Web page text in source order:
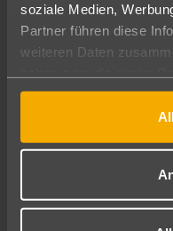
soziale Medien,
Partner führen diese
weiteren Daten
gesammelt haben.
Abflughafen
Alle Abflughäfen
09.08.26–
Mehr